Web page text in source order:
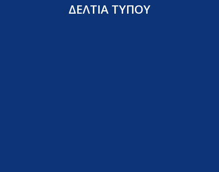
ΔΕΛΤΙΑ ΤΥΠΟΥ